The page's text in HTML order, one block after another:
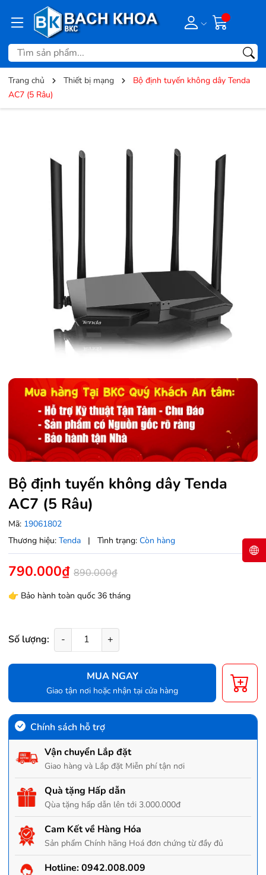
Trang chủ Thiết bị mạng
Bộ định tuyến không dây Tenda
AC7 (5 Râu)
Bộ định tuyến không dây Tenda
AC7 (5 Râu)
Mã: 19061802
Thương hiệu: Tenda | Tình trạng: Còn hàng
790.000₫ 890.000₫
👉 Bảo hành toàn quốc 36 tháng
Số lượng: - +
MUA NGAY
Giao tận nơi hoặc nhận tại cửa hàng
Chính sách hỗ trợ
Vận chuyển Lắp đặt
Giao hàng và Lắp đặt Miễn phí tận nơi
Quà tặng Hấp dẫn
Qùa tặng hấp dẫn lên tới 3.000.000đ
Cam Kết về Hàng Hóa
Sản phẩm Chính hãng Hoá đơn chứng từ đầy đủ
Hotline:0942.008.009